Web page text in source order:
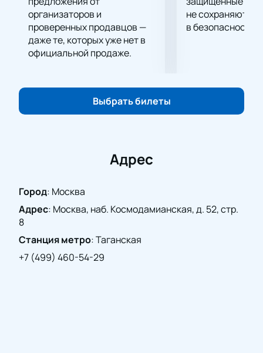
погрузиться в чарующий мир музыки.
Не упустите шанс стать частью этого
музыкального события. Билеты уже доступны на
нашем сайте. Забронируйте их заранее, так как
творческий мир Моцарта и насладитесь
мастерством оркестра «Виртуозы Москвы».
Купить билетына нашем сайте — это просто и
организаторов и
проверенных продавцов —
даже те, которых уже нет в
официальной продаже.
не сохраняются
в безопасности.
Выбрать билеты
Адрес
Город: Москва
Адрес: Москва, наб. Космодамианская, д. 52, стр.
8
Станция метро:Таганская
+7 (499) 460-54-29